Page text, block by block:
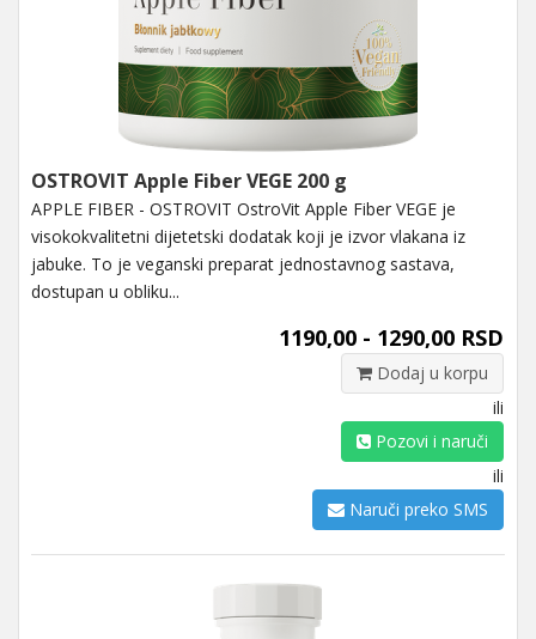
OSTROVIT Apple Fiber VEGE 200 g
APPLE FIBER - OSTROVIT OstroVit Apple Fiber VEGE je
visokokvalitetni dijetetski dodatak koji je izvor vlakana iz
jabuke. To je veganski preparat jednostavnog sastava,
dostupan u obliku...
1190,00 - 1290,00 RSD
Dodaj u korpu
ili
Pozovi i naruči
ili
Naruči preko SMS